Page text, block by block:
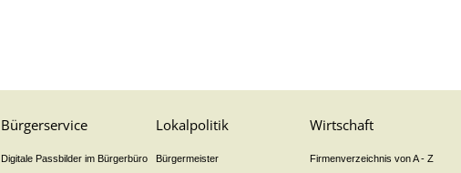
Bürgerservice
Digitale Passbilder im Bürgerbüro
Lokalpolitik
Bürgermeister
Wirtschaft
Firmenverzeichnis von A - Z